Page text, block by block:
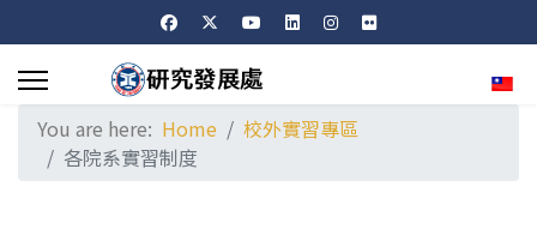
You are here: Home
校外實習專區
各院系實習制度